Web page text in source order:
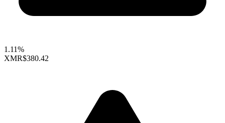
1.11%
XMR$380.42